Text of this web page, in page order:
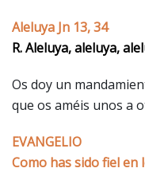
Aleluya Jn 13, 34
R. Aleluya, aleluya,
Os doy un
que os améis unos a
EVANGELIO
Como has sido fiel